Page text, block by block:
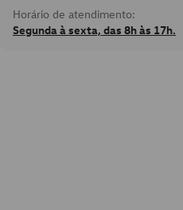
Horário de atendimento:
Segunda à sexta, das 8h às 17h.